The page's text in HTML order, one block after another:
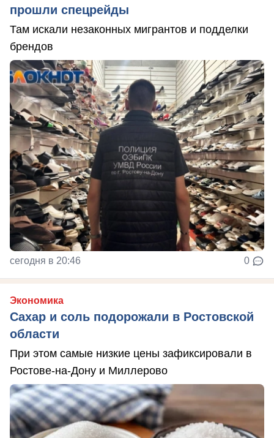
прошли спецрейды
Там искали незаконных мигрантов и подделки
брендов
сегодня в 20:46 0
Экономика
Сахар и соль подорожали в Ростовской
области
При этом самые низкие цены зафиксировали в
Ростове-на-Дону и Миллерово